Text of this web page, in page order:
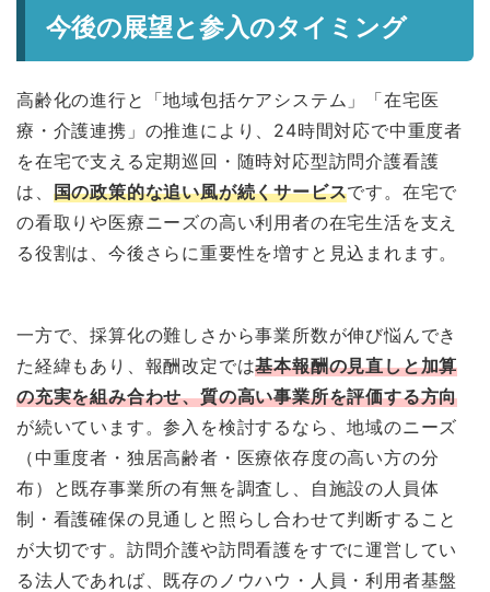
今後の展望と参入のタイミング
高齢化の進行と「地域包括ケアシステム」「在宅医
療・介護連携」の推進により、24時間対応で中重度者
を在宅で支える定期巡回・随時対応型訪問介護看護
は、 国の政策的な追い風が続くサービスです。在宅で
の看取りや医療ニーズの高い利用者の在宅生活を支え
る役割は、今後さらに重要性を増すと見込まれます。
一方で、採算化の難しさから事業所数が伸び悩んでき
た経緯もあり、報酬改定では基本報酬の見直しと加算
の充実を組み合わせ、質の高い事業所を評価する方向
が続いています。参入を検討するなら、地域のニーズ
（中重度者・独居高齢者・医療依存度の高い方の分
布）と既存事業所の有無を調査し、自施設の人員体
制・看護確保の見通しと照らし合わせて判断すること
が大切です。訪問介護や訪問看護をすでに運営してい
る法人であれば、既存のノウハウ・人員・利用者基盤